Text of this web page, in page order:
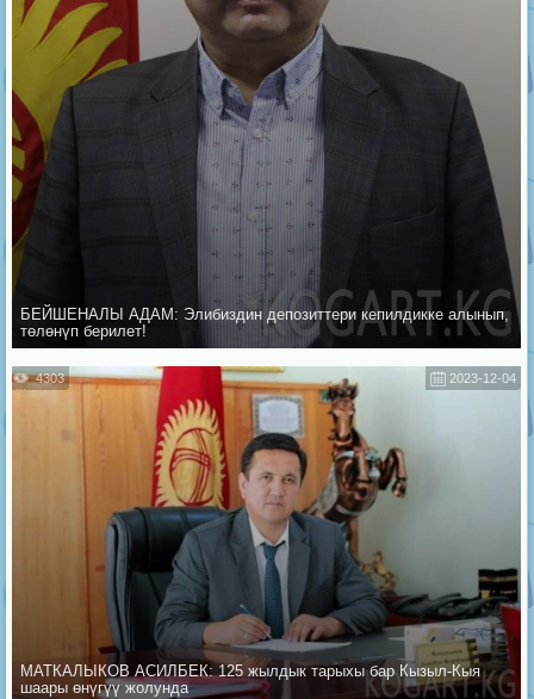
БЕЙШЕНАЛЫ АДАМ: Элибиздин депозиттери кепилдикке алынып,
төлөнүп берилет!
2023-12-04
4303
МАТКАЛЫКОВ АСИЛБЕК: 125 жылдык тарыхы бар Кызыл-Кыя
шаары өнүгүү жолунда